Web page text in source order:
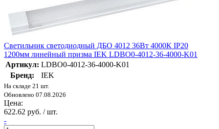
Светильник светодиодный ДБО 4012 36Вт 4000К IP20
1200мм линейный призма IEK LDBO0-4012-36-4000-K01
Артикул: LDBO0-4012-36-4000-K01
Бренд:
IEK
На складе 21 шт.
Обновлено 07.08.2026
Цена:
622.62 руб. / шт.
-